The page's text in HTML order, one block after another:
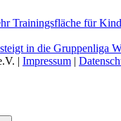
Trainingsfläche für
in die Gruppenliga
| Impressum |